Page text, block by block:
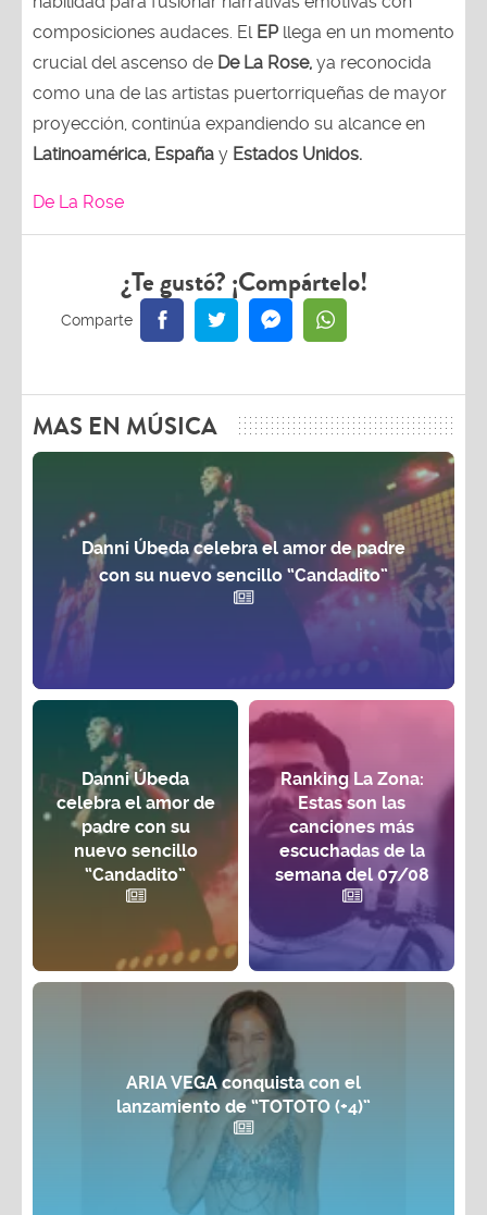
composiciones audaces. El EPllega en un momento
crucial del ascenso de De La Rose, ya reconocida
como una de las artistas puertorriqueñas de mayor
proyección, continúa expandiendo su alcance en
Latinoamérica, España y Estados Unidos.
De La Rose
¿Te gustó? ¡Compártelo!
MAS EN MÚSICA
Danni Úbeda celebra el amor de padre
con su nuevo sencillo “Candadito”
Danni Úbeda
celebra el amor de
padre con su
nuevo sencillo
“Candadito”
Ranking La Zona:
Estas son las
canciones más
escuchadas de la
semana del 07/08
ARIA VEGA conquista con el
lanzamiento de “TOTOTO (+4)”